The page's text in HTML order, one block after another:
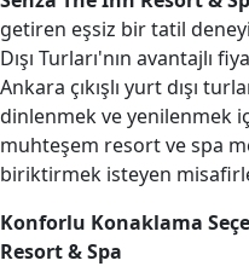
getiren eşsiz bir tatil
Dışı Turları'nın avantajlı
Ankara çıkışlı yurt dışı
dinlenmek ve yenilenmek
muhteşem resort ve spa
biriktirmek isteyen
Konforlu Konaklama
Resort & Spa